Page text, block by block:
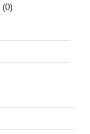
(0)